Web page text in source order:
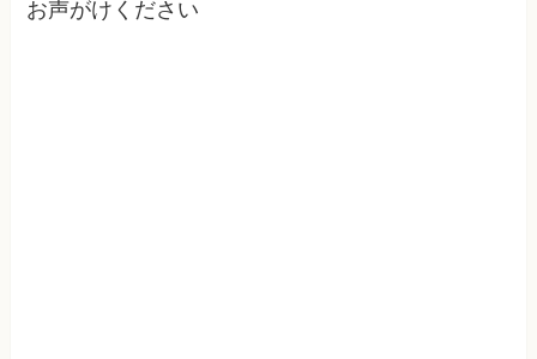
お声がけください